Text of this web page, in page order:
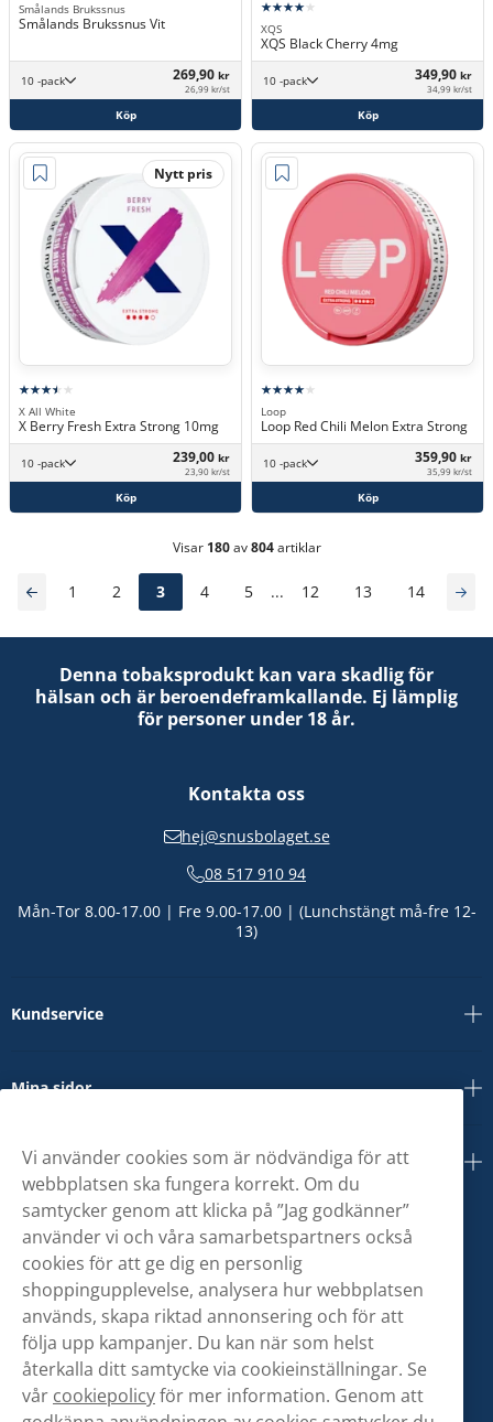
Smålands Brukssnus
Smålands Brukssnus Vit
10 -pack 269,90 kr
26,99 kr/st
Köp
XQS
XQS Black Cherry 4mg
10 -pack 349,90 kr
34,99 kr/st
Köp
Nytt pris
X All White
X Berry Fresh Extra Strong 10mg
10 -pack 239,00 kr
23,90 kr/st
Köp
Loop
Loop Red Chili Melon Extra Strong
10 -pack 359,90 kr
35,99 kr/st
Köp
Visar 180av804artiklar
1 2 3 4 5 ... 12 13 14
Denna tobaksprodukt kan vara skadlig för
hälsan och är beroendeframkallande. Ej lämplig
för personer under 18 år.
Kontakta oss
hej@snusbolaget.se
08 517 910 94
Mån-Tor 8.00-17.00 | Fre 9.00-17.00 | (Lunchstängt må-fre 12-
13)
Kundservice
Mina sidor
Om oss
Vi använder cookies som är nödvändiga för att
webbplatsen ska fungera korrekt. Om du
samtycker genom att klicka på ”Jag godkänner”
använder vi och våra samarbetspartners också
cookies för att ge dig en personlig
shoppingupplevelse, analysera hur webbplatsen
används, skapa riktad annonsering och för att
följa upp kampanjer. Du kan när som helst
återkalla ditt samtycke via cookieinställningar. Se
vår cookiepolicyför mer information. Genom att